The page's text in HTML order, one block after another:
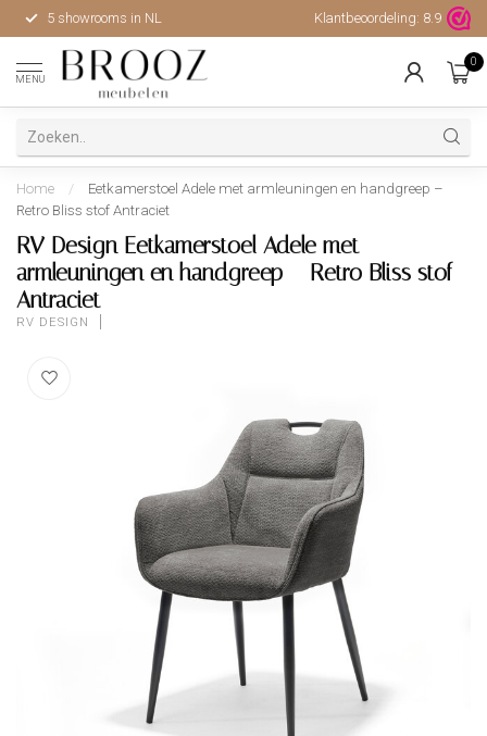
5 showrooms in NL Hoge kwaliteit, uitstekende
Klantbeoordeling: 8.9
MENU
0
Home /
Eetkamerstoel Adele met armleuningen en handgreep –
Retro Bliss stof Antraciet
RV Design Eetkamerstoel Adele met
armleuningen en handgreep – Retro Bliss stof
Antraciet
RV DESIGN